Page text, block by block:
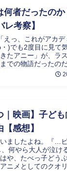
何者だったの
考察】
えっ、これがアカ
)でも2度目に見て
たアニー」が、ラ
での物語だったの
｜映画】子ど
感想】
ましたよね。『…
何やら大人が泣け
や、たべっ子どう
アニメとしてのクオ